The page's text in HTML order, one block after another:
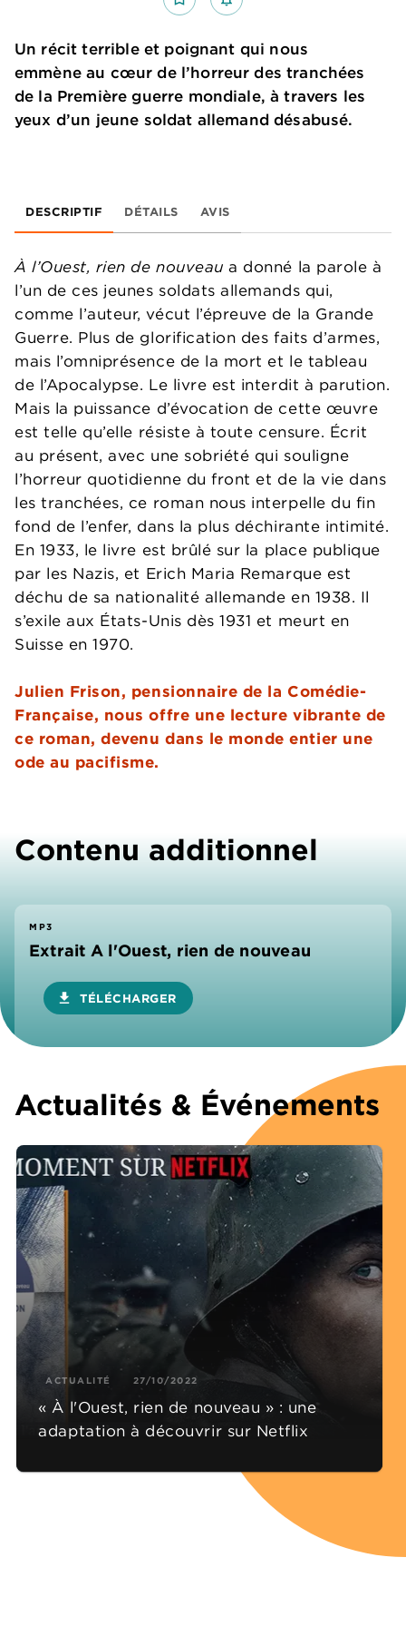
Un récit terrible et poignant qui nous
emmène au cœur de l’horreur des tranchées
de la Première guerre mondiale, à travers les
yeux d’un jeune soldat allemand désabusé.
DESCRIPTIF DÉTAILS AVIS
À l’Ouest, rien de nouveau a donné la parole à
l’un de ces jeunes soldats allemands qui,
comme l’auteur, vécut l’épreuve de la Grande
Guerre. Plus de glorification des faits d’armes,
mais l’omniprésence de la mort et le tableau
de l’Apocalypse. Le livre est interdit à parution.
Mais la puissance d’évocation de cette œuvre
est telle qu’elle résiste à toute censure. Écrit
au présent, avec une sobriété qui souligne
l’horreur quotidienne du front et de la vie dans
les tranchées, ce roman nous interpelle du fin
fond de l’enfer, dans la plus déchirante intimité.
En 1933, le livre est brûlé sur la place publique
par les Nazis, et Erich Maria Remarque est
déchu de sa nationalité allemande en 1938. Il
s’exile aux États-Unis dès 1931 et meurt en
Suisse en 1970.
Julien Frison, pensionnaire de la Comédie-
Française, nous offre une lecture vibrante de
ce roman, devenu dans le monde entier une
ode au pacifisme.
Contenu additionnel
MP3
Extrait A l'Ouest, rien de nouveau
download TÉLÉCHARGER
Actualités & Événements
ACTUALITÉ 27/10/2022
« À l'Ouest, rien de nouveau » : une
adaptation à découvrir sur Netflix